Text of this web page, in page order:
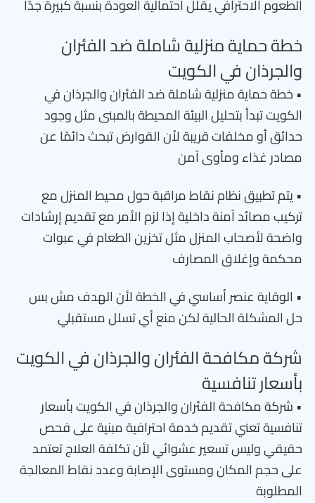
الطعوم الاحترافي يقلل احتمالية العودة بنسبة كبيرة جدًا
خطة حماية منزلية شاملة ضد الفئران
والجرذان في الكويت
• خطة حماية منزلية شاملة ضد الفئران والجرذان في
الكويت تبدأ بتحليل البيئة المحيطة بالمبنى مثل وجود
حدائق أو مخلفات قريبة لأن القوارض تبحث دائمًا عن
مصادر غذاء ومأوى آمن
• يتم تطبيق نظام نقاط مراقبة حول محيط المنزل مع
تركيب مصائد آمنة داخلية إذا لزم الأمر مع تقديم إرشادات
واضحة لأصحاب المنزل مثل تخزين الطعام في عبوات
محكمة وإغلاق المصارف
• الوقاية عنصر أساسي في الخطة لأن الهدف مش بس
حل المشكلة الحالية لكن منع أي تسلل مستقبلي
شركة مكافحة الفئران والجرذان في الكويت
بأسعار تنافسية
• شركة مكافحة الفئران والجرذان في الكويت بأسعار
تنافسية تعني تقديم خدمة احترافية مبنية على فحص
حقيقي وليس تسعير عشوائي لأن تكلفة العلاج تعتمد
على حجم المكان ومستوى الإصابة وعدد نقاط المعالجة
المطلوبة